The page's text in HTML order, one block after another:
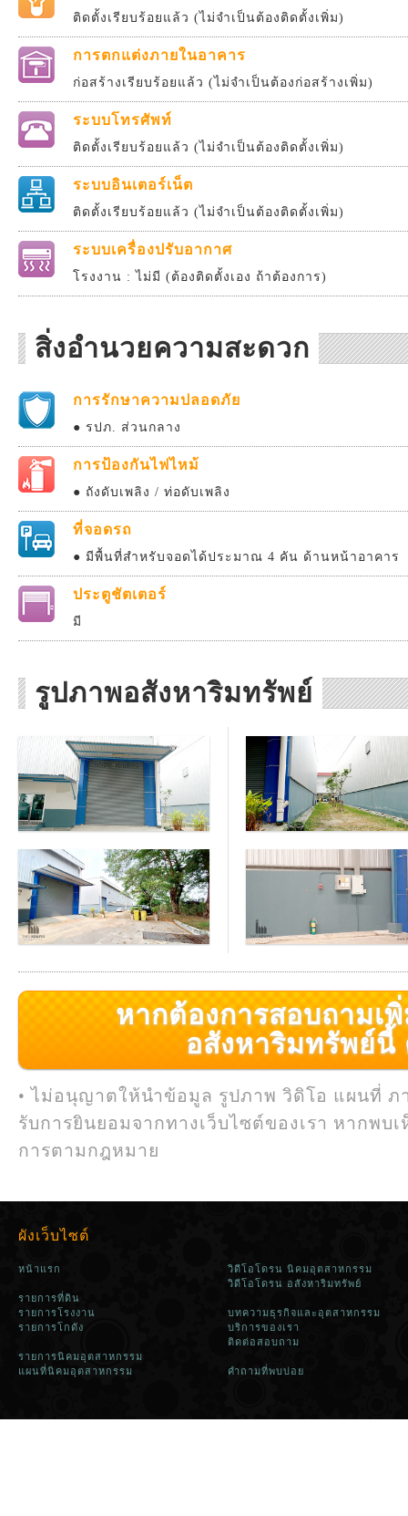
ติดตั้งเรียบร้อยแล้ว (ไม่จำเป็นต้องติดตั้งเพิ่ม)
การตกแต่งภายในอาคาร
ก่อสร้างเรียบร้อยแล้ว (ไม่จำเป็นต้องก่อสร้างเพิ่ม)
ระบบโทรศัพท์
ติดตั้งเรียบร้อยแล้ว (ไม่จำเป็นต้องติดตั้งเพิ่ม)
ระบบอินเตอร์เน็ต
ติดตั้งเรียบร้อยแล้ว (ไม่จำเป็นต้องติดตั้งเพิ่ม)
ระบบเครื่องปรับอากาศ
โรงงาน : ไม่มี (ต้องติดตั้งเอง ถ้าต้องการ)
สิ่งอำนวยความสะดวก
การรักษาความปลอดภัย
● รปภ. ส่วนกลาง
การป้องกันไฟไหม้
● ถังดับเพลิง / ท่อดับเพลิง
ที่จอดรถ
● มีพื้นที่สำหรับจอดได้ประมาณ 4 คัน ด้านหน้าอาคาร
ประตูชัตเตอร์
มี
รูปภาพอสังหาริมทรัพย์
หากต้องการสอบถามเ
อสังหาริมทรัพย์นี้
• ไม่อนุญาตให้นำข้อมูล รูปภาพ วิดิโอ แผนที่ ภ
รับการยินยอมจากทางเว็บไซต์ของเรา หากพบ
การตามกฎหมาย
ผังเว็บไซต์
หน้าแรก
รายการที่ดิน
รายการโรงงาน
รายการโกดัง
รายการนิคมอุตสาหกรรม
แผนที่นิคมอุตสาหกรรม
วิดีโอโดรน นิคมอุตสาหกรรม
วิดีโอโดรน อสังหาริมทรัพย์
บทความธุรกิจและอุตสาหกรรม
บริการของเรา
ติดต่อสอบถาม
คำถามที่พบบ่อย